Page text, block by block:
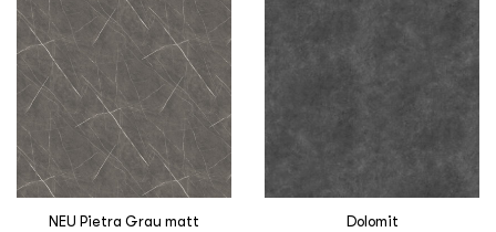
NEU Pietra Grau matt Dolomit